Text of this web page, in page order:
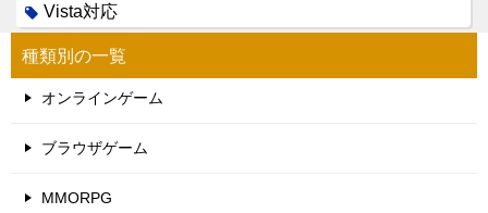
Vista対応
種類別の一覧
オンラインゲーム
ブラウザゲーム
MMORPG